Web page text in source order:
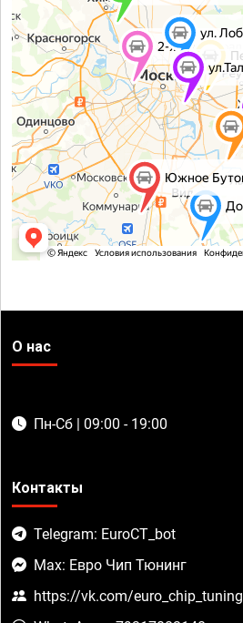
О нас
Пн-Сб | 09:00 - 19:00
Контакты
Telegram: EuroCT_bot
Max: Евро Чип Тюнинг
https://vk.com/euro_chip_tuning